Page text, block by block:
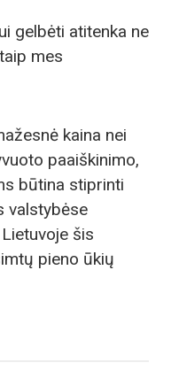
gelbėti atitenka ne
mes
kaina nei
paaiškinimo,
būtina stiprinti
valstybėse
šis
pieno ūkių